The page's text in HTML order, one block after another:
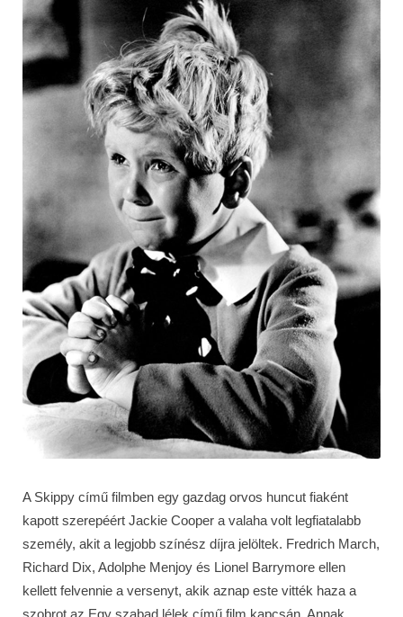
A Skippy című filmben egy gazdag orvos huncut fiaként
kapott szerepéért Jackie Cooper a valaha volt legfiatalabb
személy, akit a legjobb színész díjra jelöltek. Fredrich March,
Richard Dix, Adolphe Menjoy és Lionel Barrymore ellen
kellett felvennie a versenyt, akik aznap este vitték haza a
szobrot az Egy szabad lélek című film kapcsán. Annak